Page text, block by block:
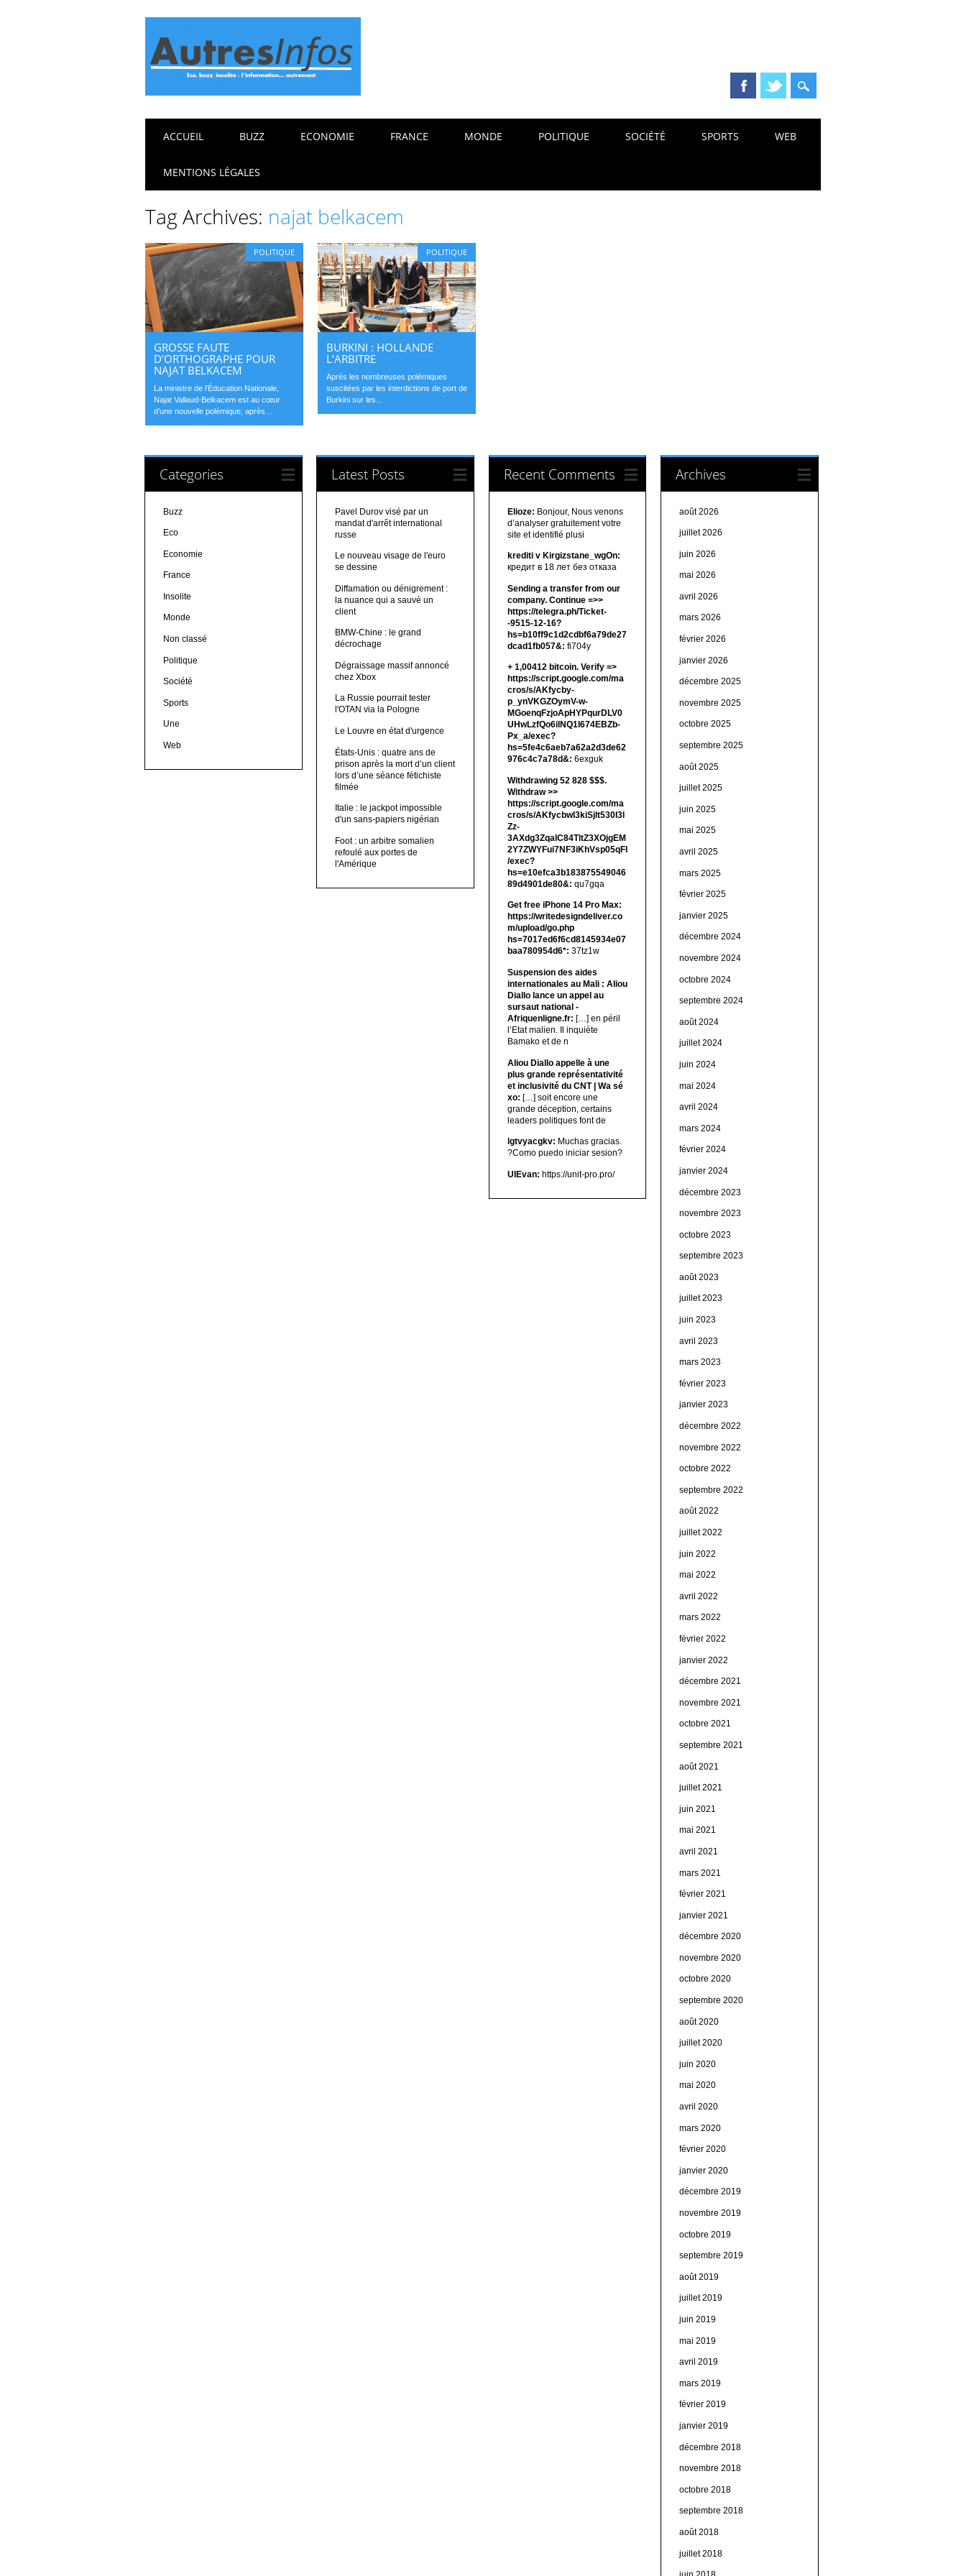
Main menu
ACCUEIL BUZZ ECONOMIE FRANCE MONDE POLITIQUE SOCIÉTÉ SPORTS WEB
MENTIONS LÉGALES
Tag Archives: najat belkacem
POLITIQUE
GROSSE FAUTE
D’ORTHOGRAPHE POUR
NAJAT BELKACEM
La ministre de l’Éducation Nationale,
Najat Vallaud-Belkacem est au cœur
d’une nouvelle polémique, après...
POLITIQUE
BURKINI : HOLLANDE
L’ARBITRE
Après les nombreuses polémiques
suscitées par les interdictions de port de
Burkini sur les...
Categories
Buzz
Eco
Economie
France
Insolite
Monde
Non classé
Politique
Société
Sports
Une
Web
Latest Posts
Pavel Durov visé par un
mandat d'arrêt international
russe
Le nouveau visage de l'euro
se dessine
Diffamation ou dénigrement :
la nuance qui a sauvé un
client
BMW-Chine : le grand
décrochage
Dégraissage massif annoncé
chez Xbox
La Russie pourrait tester
l'OTAN via la Pologne
Le Louvre en état d'urgence
États-Unis : quatre ans de
prison après la mort d’un client
lors d’une séance fétichiste
filmée
Italie : le jackpot impossible
d'un sans-papiers nigérian
Foot : un arbitre somalien
refoulé aux portes de
l'Amérique
Recent Comments
Elioze: Bonjour, Nous venons
d’analyser gratuitement votre
site et identifié plusi
krediti v Kirgizstane_wgOn:
кредит в 18 лет без отказа
Sending a transfer from our
company. Continue =>>
https://telegra.ph/Ticket-
-9515-12-16?
hs=b10ff9c1d2cdbf6a79de27
dcad1fb057&: fi704y
+ 1,00412 bitсоin. Verify =>
https://script.google.com/ma
cros/s/AKfycby-
p_ynVKGZOymV-w-
MGoenqFzjoApHYPqurDLV0
UHwLzfQo6ilNQ1l674EBZb-
Px_a/exec?
hs=5fe4c6aeb7a62a2d3de62
976c4c7a78d&: 6exguk
Withdrawing 52 828 $$$.
Withdrаw >>
https://script.google.com/ma
cros/s/AKfycbwl3kiSjlt530I3l
Zz-
3AXdg3ZqalC84TltZ3XOjgEM
2Y7ZWYFui7NF3iKhVsp05qFl
/exec?
hs=e10efca3b183875549046
89d4901de80&: qu7gqa
Get free iPhone 14 Pro Max:
https://writedesigndeliver.co
m/upload/go.php
hs=7017ed6f6cd8145934e07
baa780954d6*: 37tz1w
Suspension des aides
internationales au Mali : Aliou
Diallo lance un appel au
sursaut national -
Afriquenligne.fr: […] en péril
l’Etat malien. Il inquiète
Bamako et de n
Aliou Diallo appelle à une
plus grande représentativité
et inclusivité du CNT | Wa sé
xo: […] soit encore une
grande déception, certains
leaders politiques font de
lgtvyacgkv: Muchas gracias.
?Como puedo iniciar sesion?
UIEvan: https://unit-pro.pro/
Archives
août 2026
juillet 2026
juin 2026
mai 2026
avril 2026
mars 2026
février 2026
janvier 2026
décembre 2025
novembre 2025
octobre 2025
septembre 2025
août 2025
juillet 2025
juin 2025
mai 2025
avril 2025
mars 2025
février 2025
janvier 2025
décembre 2024
novembre 2024
octobre 2024
septembre 2024
août 2024
juillet 2024
juin 2024
mai 2024
avril 2024
mars 2024
février 2024
janvier 2024
décembre 2023
novembre 2023
octobre 2023
septembre 2023
août 2023
juillet 2023
juin 2023
avril 2023
mars 2023
février 2023
janvier 2023
décembre 2022
novembre 2022
octobre 2022
septembre 2022
août 2022
juillet 2022
juin 2022
mai 2022
avril 2022
mars 2022
février 2022
janvier 2022
décembre 2021
novembre 2021
octobre 2021
septembre 2021
août 2021
juillet 2021
juin 2021
mai 2021
avril 2021
mars 2021
février 2021
janvier 2021
décembre 2020
novembre 2020
octobre 2020
septembre 2020
août 2020
juillet 2020
juin 2020
mai 2020
avril 2020
mars 2020
février 2020
janvier 2020
décembre 2019
novembre 2019
octobre 2019
septembre 2019
août 2019
juillet 2019
juin 2019
mai 2019
avril 2019
mars 2019
février 2019
janvier 2019
décembre 2018
novembre 2018
octobre 2018
septembre 2018
août 2018
juillet 2018